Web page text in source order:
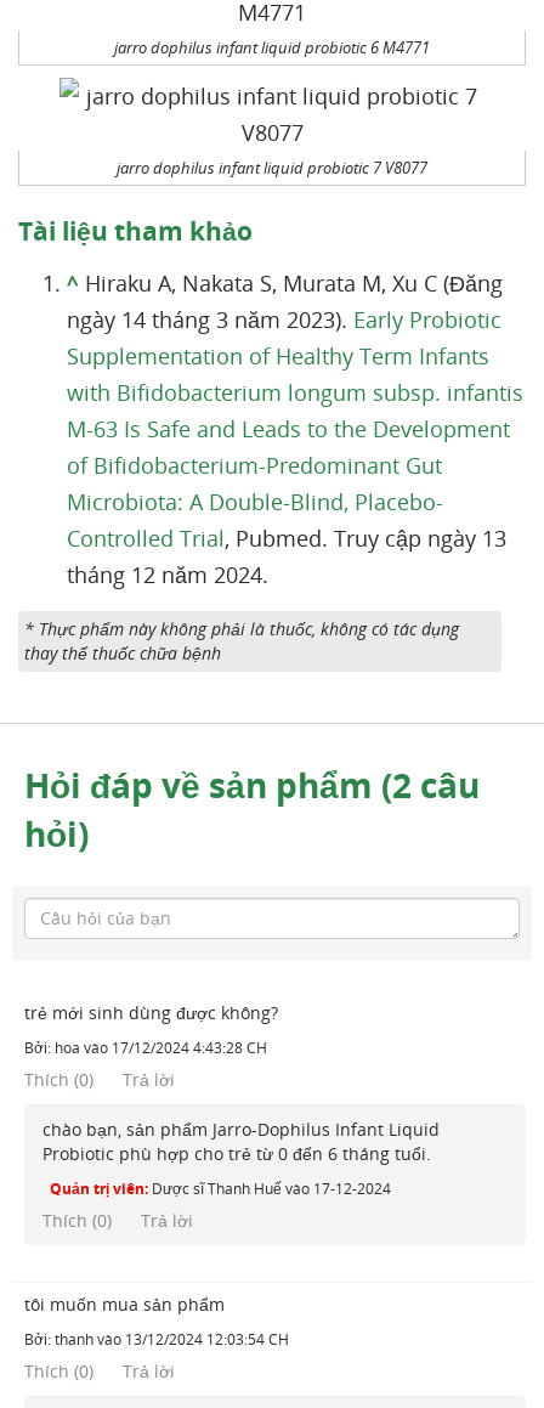
jarro dophilus infant liquid probiotic 6 M4771
jarro dophilus infant liquid probiotic 7 V8077
Tài liệu tham khảo
^ Hiraku A, Nakata S, Murata M, Xu C (Đăng
ngày 14 tháng 3 năm 2023). Early Probiotic
Supplementation of Healthy Term Infants
with Bifidobacterium longum subsp. infantis
M-63 Is Safe and Leads to the Development
of Bifidobacterium-Predominant Gut
Microbiota: A Double-Blind, Placebo-
Controlled Trial, Pubmed. Truy cập ngày 13
tháng 12 năm 2024.
* Thực phẩm này không phải là thuốc, không có tác dụng
thay thế thuốc chữa bệnh
Hỏi đáp về sản phẩm (2 câu
hỏi)
trẻ mới sinh dùng được không?
Bởi: hoa vào 17/12/2024 4:43:28 CH
Thích (0) Trả lời
chào bạn, sản phẩm Jarro-Dophilus Infant Liquid
Probiotic phù hợp cho trẻ từ 0 đến 6 tháng tuổi.
Quản trị viên: Dược sĩ Thanh Huếvào 17-12-2024
Thích (0) Trả lời
tôi muốn mua sản phẩm
Bởi:thanhvào 13/12/2024 12:03:54 CH
Thích (0) Trả lời